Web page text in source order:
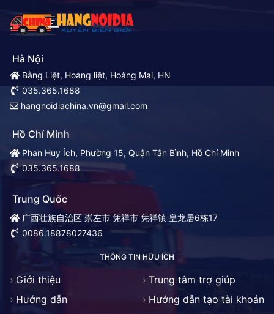
Hà Nội
Bằng Liệt, Hoàng liệt, Hoàng Mai, HN
035.365.1688
hangnoidiachina.vn@gmail.com
Hồ Chí Minh
Phan Huy Ích, Phường 15, Quận Tân Bình, Hồ Chí Minh
035.365.1688
Trung Quốc
广西壮族自治区 崇左市 凭祥市 凭祥镇 皇龙居6栋17
0086.18878027436
THÔNG TIN HỮU ÍCH
Giới thiệu
Hướng dẫn
Trung tâm trợ giúp
Hướng dẫn tạo tài khoản